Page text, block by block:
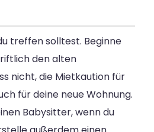
treffen solltest. Beginne
den alten
nicht, die Mietkaution für
für deine neue Wohnung.
Babysitter, wenn du